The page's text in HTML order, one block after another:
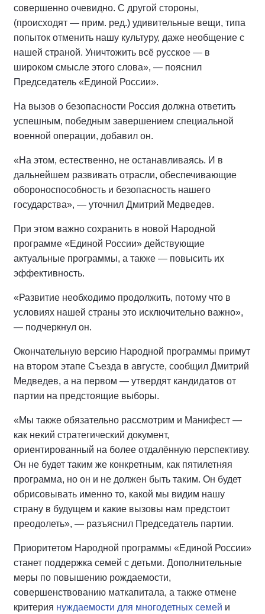
совершенно очевидно. С другой стороны,
(происходят — прим. ред.) удивительные вещи, типа
попыток отменить нашу культуру, даже необщение с
нашей страной. Уничтожить всё русское — в
широком смысле этого слова», — пояснил
Председатель «Единой России».
На вызов о безопасности Россия должна ответить
успешным, победным завершением специальной
военной операции, добавил он.
«На этом, естественно, не останавливаясь. И в
дальнейшем развивать отрасли, обеспечивающие
обороноспособность и безопасность нашего
государства», — уточнил Дмитрий Медведев.
При этом важно сохранить в новой Народной
программе «Единой России» действующие
актуальные программы, а также — повысить их
эффективность.
«Развитие необходимо продолжить, потому что в
условиях нашей страны это исключительно важно»,
— подчеркнул он.
Окончательную версию Народной программы примут
на втором этапе Съезда в августе, сообщил Дмитрий
Медведев, а на первом — утвердят кандидатов от
партии на предстоящие выборы.
«Мы также обязательно рассмотрим и Манифест —
как некий стратегический документ,
ориентированный на более отдалённую перспективу.
Он не будет таким же конкретным, как пятилетняя
программа, но он и не должен быть таким. Он будет
обрисовывать именно то, какой мы видим нашу
страну в будущем и какие вызовы нам предстоит
преодолеть», — разъяснил Председатель партии.
Приоритетом Народной программы «Единой России»
станет поддержка семей с детьми. Дополнительные
меры по повышению рождаемости,
совершенствованию маткапитала, а также отмене
критерия нуждаемости для многодетных семей и